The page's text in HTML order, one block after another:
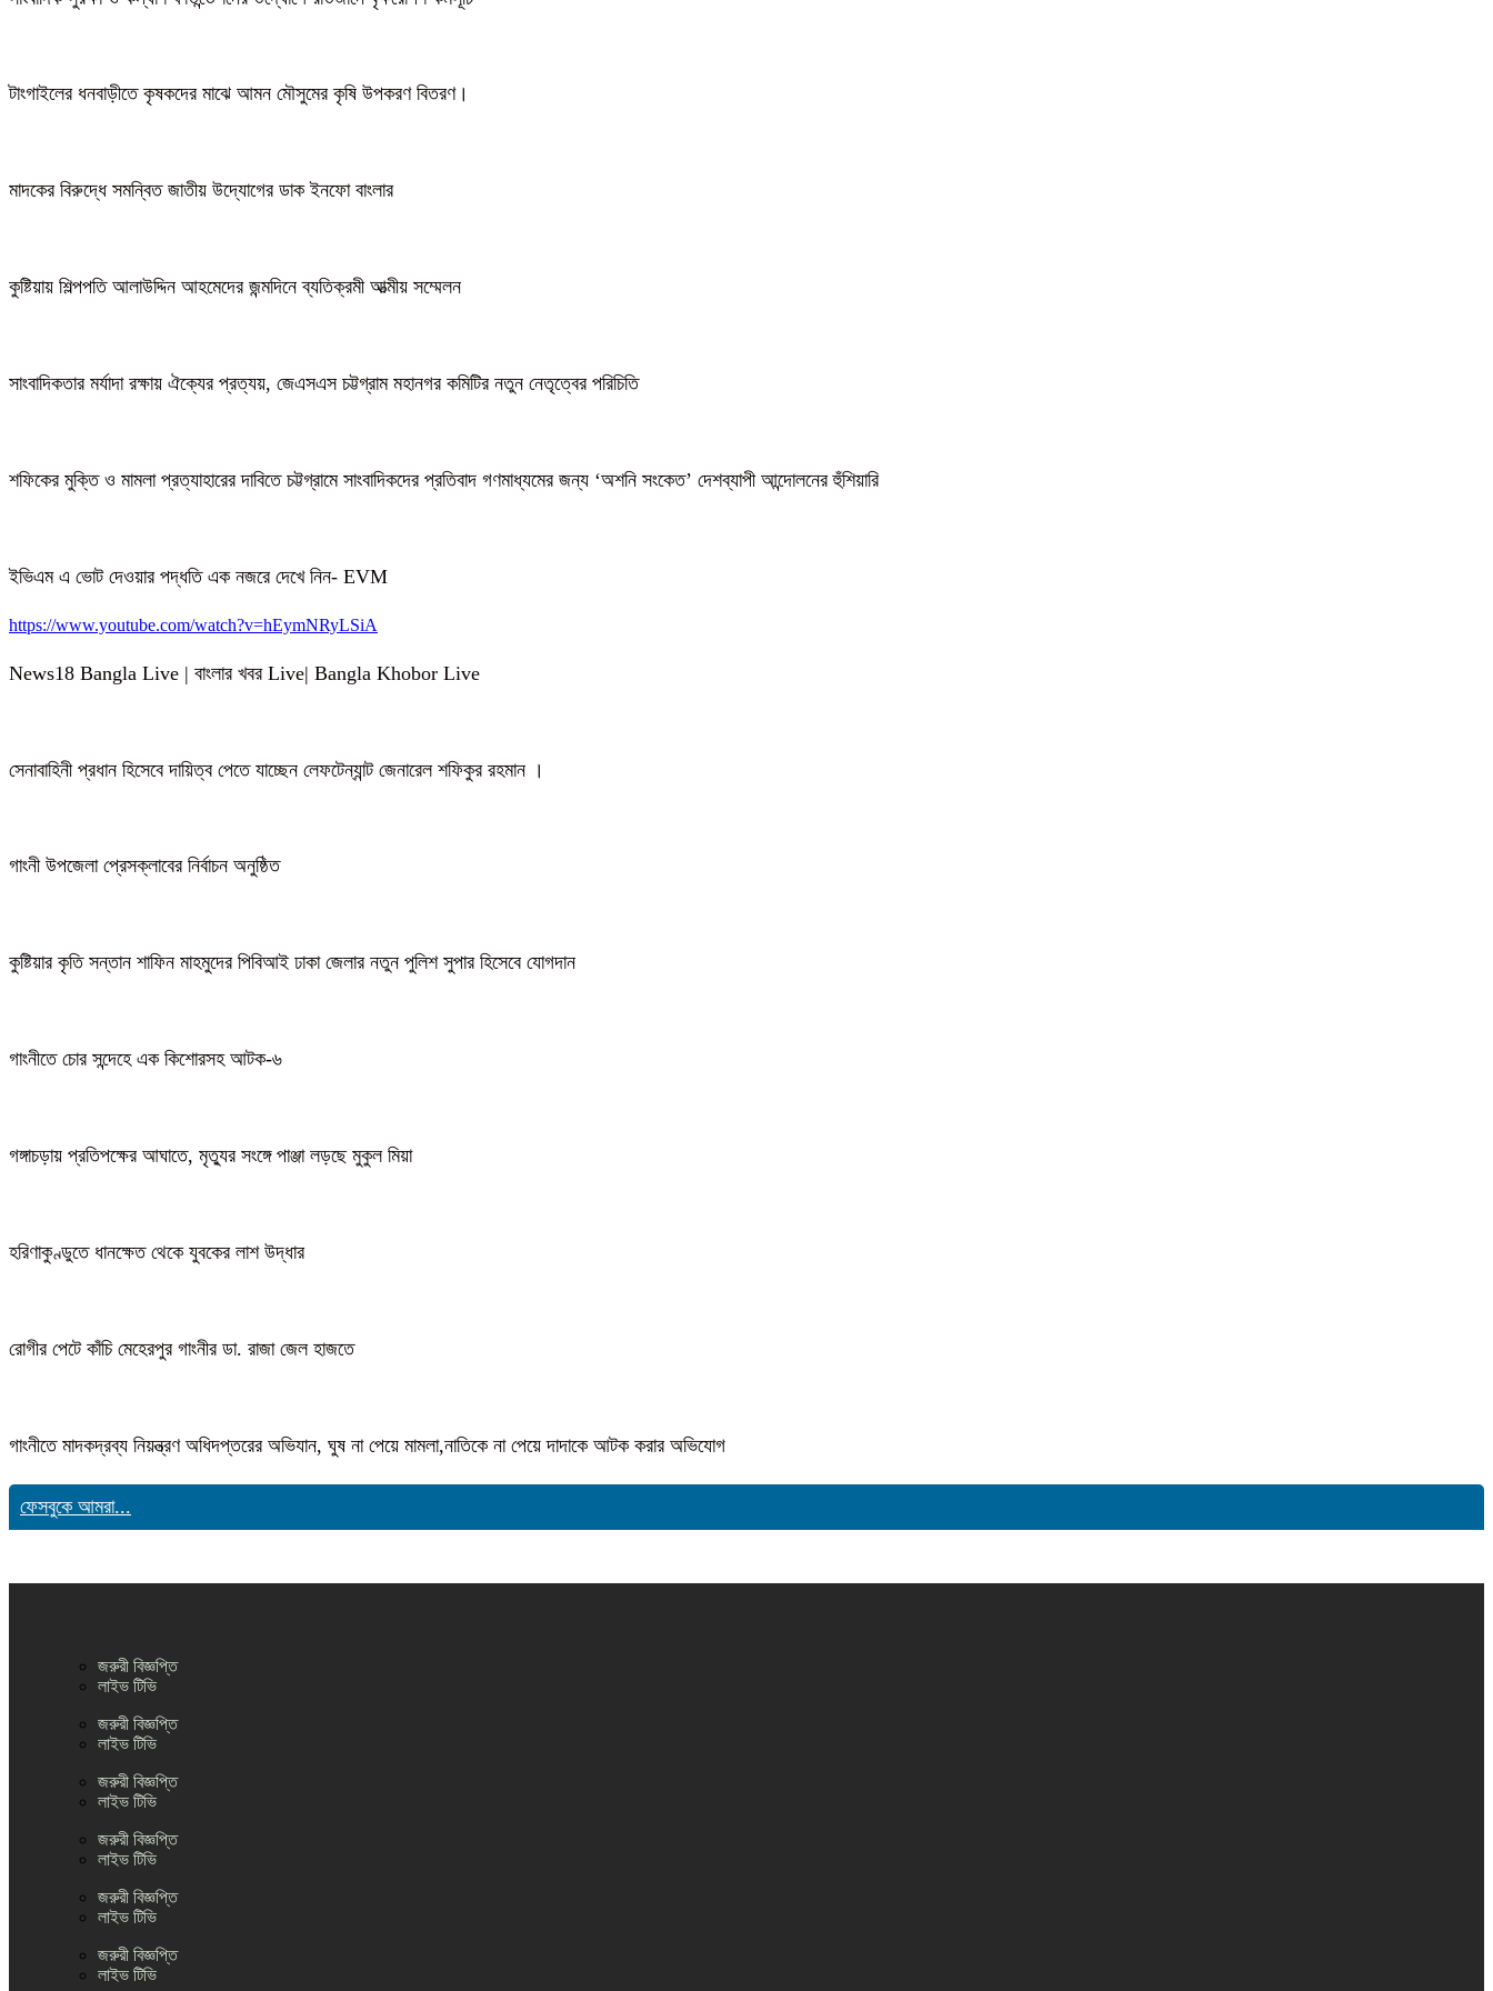
টাংগাইলের ধনবাড়ীতে কৃষকদের মাঝে আমন মৌসুমের কৃষি উপকরণ বিতরণ।
মাদকের বিরুদ্ধে সমন্বিত জাতীয় উদ্যোগের ডাক ইনফো বাংলার
কুষ্টিয়ায় শিল্পপতি আলাউদ্দিন আহমেদের জন্মদিনে ব্যতিক্রমী আত্মীয় সম্মেলন
সাংবাদিকতার মর্যাদা রক্ষায় ঐক্যের প্রত্যয়, জেএসএস চট্টগ্রাম মহানগর কমিটির নতুন নেতৃত্বের পরিচিতি
শফিকের মুক্তি ও মামলা প্রত্যাহারের দাবিতে চট্টগ্রামে সাংবাদিকদের প্রতিবাদ গণমাধ্যমের জন্য ‘অশনি সংকেত’ দেশব্যাপী আন্দোলনের হুঁশিয়ারি
ইভিএম এ ভোট দেওয়ার পদ্ধতি এক নজরে দেখে নিন- EVM
https://www.youtube.com/watch?v=hEymNRyLSiA
News18 Bangla Live | বাংলার খবর Live| Bangla Khobor Live
সেনাবাহিনী প্রধান হিসেবে দায়িত্ব পেতে যাচ্ছেন লেফটেন্যান্ট জেনারেল শফিকুর রহমান ।
গাংনী উপজেলা প্রেসক্লাবের নির্বাচন অনুষ্ঠিত
কুষ্টিয়ার কৃতি সন্তান শাফিন মাহমুদের পিবিআই ঢাকা জেলার নতুন পুলিশ সুপার হিসেবে যোগদান
গাংনীতে চোর সন্দেহে এক কিশোরসহ আটক-৬
গঙ্গাচড়ায় প্রতিপক্ষের আঘাতে, মৃত্যুর সংঙ্গে পাঞ্জা লড়ছে মুকুল মিয়া
হরিণাকুণ্ডুতে ধানক্ষেত থেকে যুবকের লাশ উদ্ধার
রোগীর পেটে কাঁচি মেহেরপুর গাংনীর ডা. রাজা জেল হাজতে
গাংনীতে মাদকদ্রব্য নিয়ন্ত্রণ অধিদপ্তরের অভিযান, ঘুষ না পেয়ে মামলা,নাতিকে না পেয়ে দাদাকে আটক করার অভিযোগ
ফেসবুকে আমরা...
জরুরী বিজ্ঞপ্তি
লাইভ টিভি
জরুরী বিজ্ঞপ্তি
লাইভ টিভি
জরুরী বিজ্ঞপ্তি
লাইভ টিভি
জরুরী বিজ্ঞপ্তি
লাইভ টিভি
জরুরী বিজ্ঞপ্তি
লাইভ টিভি
জরুরী বিজ্ঞপ্তি
লাইভ টিভি